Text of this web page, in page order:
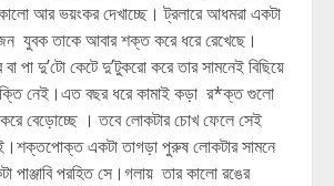
আর ভয়ংকর দেখাচ্ছে। ট্রলারে আধমরা একটা
যুবক তাকে আবার শক্ত করে ধরে রেখেছে।
পা দু’টো কেটে দু’টুকরো করে তার সামনেই বিছিয়ে
নেই।এত বছর ধরে কামাই কড়া র*ক্ত গুলো
বেড়োচ্ছে । তবে লোকটার চোখ ফেলে সেই
একটা তাগড়া পুরুষ লোকটার সামনে
পাঞ্জাবি পরহিত সে।গলায় তার কালো রঙের